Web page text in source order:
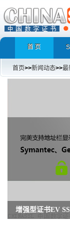
首 页
首页>>新闻动态>>最
增强型证书EV